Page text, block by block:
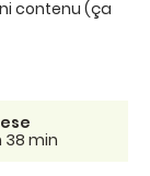
contenu (ça
38 min